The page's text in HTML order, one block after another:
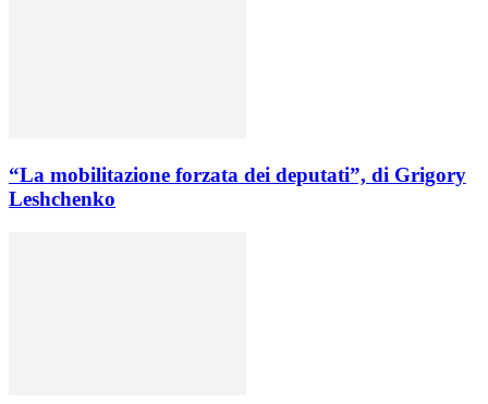
“La mobilitazione forzata dei deputati”, di Grigory
Leshchenko